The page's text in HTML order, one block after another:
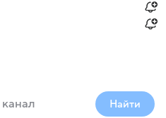
Найти